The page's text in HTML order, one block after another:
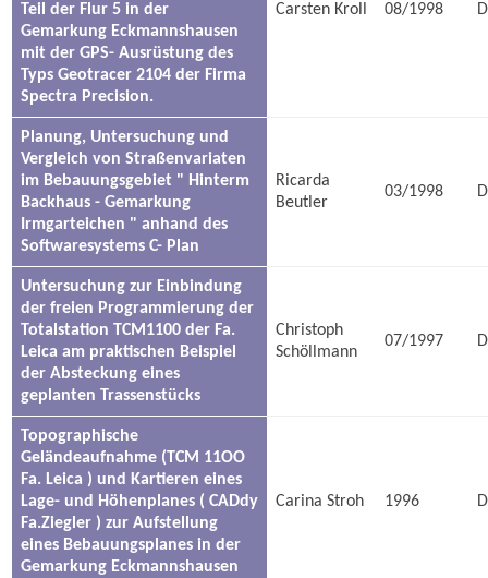
Teil der Flur 5 in der
Gemarkung Eckmannshausen
mit der GPS- Ausrüstung des
Typs Geotracer 2104 der Firma
Spectra Precision.
Carsten Kroll 08/1998
Planung, Untersuchung und
Vergleich von Straßenvariaten
im Bebauungsgebiet " Hinterm
Backhaus - Gemarkung
Irmgarteichen " anhand des
Softwaresystems C- Plan
Ricarda
Beutler
03/1998
Untersuchung zur Einbindung
der freien Programmierung der
Totalstation TCM1100 der Fa.
Leica am praktischen Beispiel
der Absteckung eines
geplanten Trassenstücks
Christoph
Schöllmann
07/1997
Topographische
Geländeaufnahme (TCM 11OO
Fa. Leica ) und Kartieren eines
Lage- und Höhenplanes ( CADdy
Fa.Ziegler ) zur Aufstellung
eines Bebauungsplanes in der
Gemarkung Eckmannshausen
Carina Stroh 1996